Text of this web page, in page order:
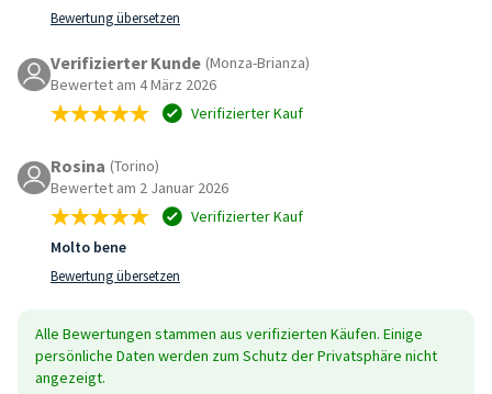
Bewertung übersetzen
Verifizierter Kunde (Monza-Brianza)
Bewertet am 4 März 2026
Verifizierter Kauf
Rosina (Torino)
Bewertet am 2 Januar 2026
Verifizierter Kauf
Molto bene
Bewertung übersetzen
Alle Bewertungen stammen aus verifizierten Käufen. Einige
persönliche Daten werden zum Schutz der Privatsphäre nicht
angezeigt.